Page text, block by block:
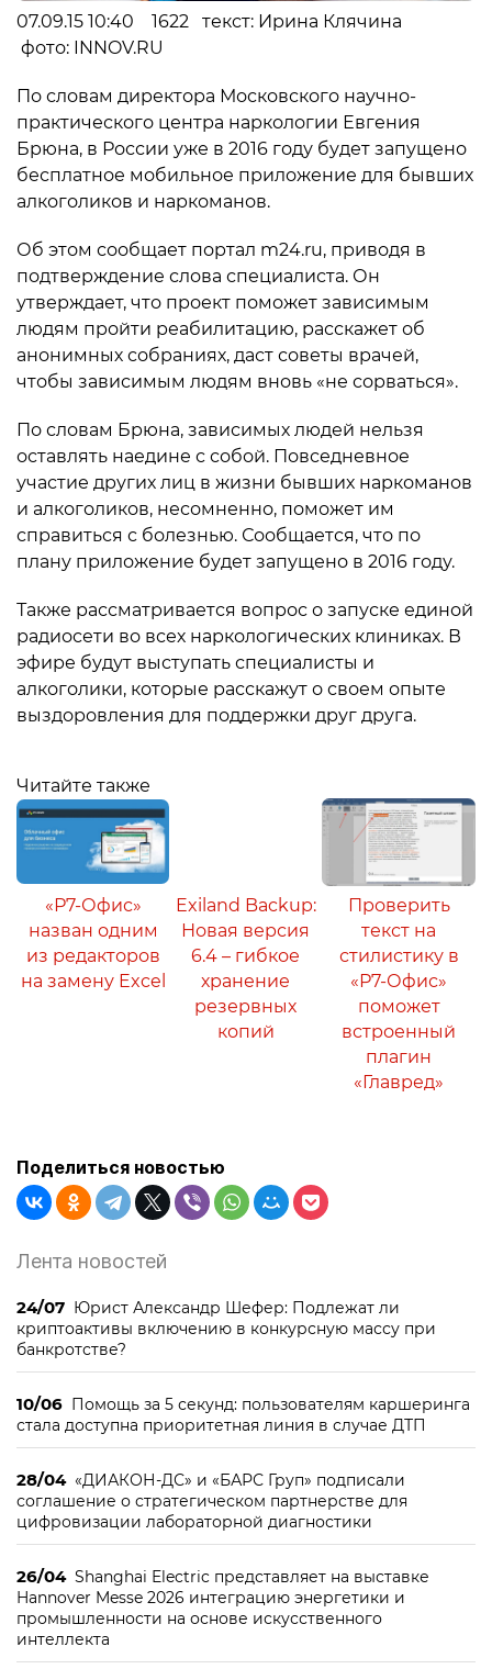
07.09.15 10:40 1622 текст: Ирина Клячина
фото: INNOV.RU
По словам директора Московского научно-
практического центра наркологии Евгения
Брюна, в России уже в 2016 году будет запущено
бесплатное мобильное приложение для бывших
алкоголиков и наркоманов.
Об этом сообщает портал m24.ru, приводя в
подтверждение слова специалиста. Он
утверждает, что проект поможет зависимым
людям пройти реабилитацию, расскажет об
анонимных собраниях, даст советы врачей,
чтобы зависимым людям вновь «не сорваться».
По словам Брюна, зависимых людей нельзя
оставлять наедине с собой. Повседневное
участие других лиц в жизни бывших наркоманов
и алкоголиков, несомненно, поможет им
справиться с болезнью. Сообщается, что по
плану приложение будет запущено в 2016 году.
Также рассматривается вопрос о запуске единой
радиосети во всех наркологических клиниках. В
эфире будут выступать специалисты и
алкоголики, которые расскажут о своем опыте
выздоровления для поддержки друг друга.
Читайте также
«Р7-Офис»
назван одним
из редакторов
на замену Excel
Exiland Backup:
Новая версия
6.4 – гибкое
хранение
резервных
копий
Проверить
текст на
стилистику в
«Р7-Офис»
поможет
встроенный
плагин
«Главред»
Поделиться новостью
Лента новостей
24/07 Юрист Александр Шефер: Подлежат ли
криптоактивы включению в конкурсную массу при
банкротстве?
10/06 Помощь за 5 секунд: пользователям каршеринга
стала доступна приоритетная линия в случае ДТП
28/04 «ДИАКОН-ДС» и «БАРС Груп» подписали
соглашение о стратегическом партнерстве для
цифровизации лабораторной диагностики
26/04 Shanghai Electric представляет на выставке
Hannover Messe 2026 интеграцию энергетики и
промышленности на основе искусственного
интеллекта